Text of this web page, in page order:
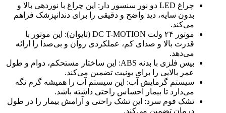
چراغ LED دو نور سنسور دار: این چراغ با نوردهی بالا و
بدون سایه، دید واضح و دقیقی را برای دندانپزشک فراهم
می‌کند.
موتور ۲۴ ولت DC T-MOTION (تایوان): این موتور با
قدرت بالا و صدای کم، عملکردی روان و بی‌صدا را ارائه
می‌دهد.
بیس فلزی با بدنه ABS: این ساختار مستحکم، دوام و طول
عمر بالایی را برای یونیت تضمین می‌کند.
سیستم گرمایش آب: این سیستم آب را همیشه گرم نگه
می‌دارد تا بیمار احساس راحتی داشته باشد.
تشک فوم سرد: این تشک راحتی و آرامش بیمار را در طول
درمان تضمین می‌کند.